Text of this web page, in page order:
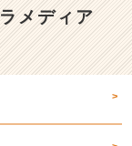
メディア
>